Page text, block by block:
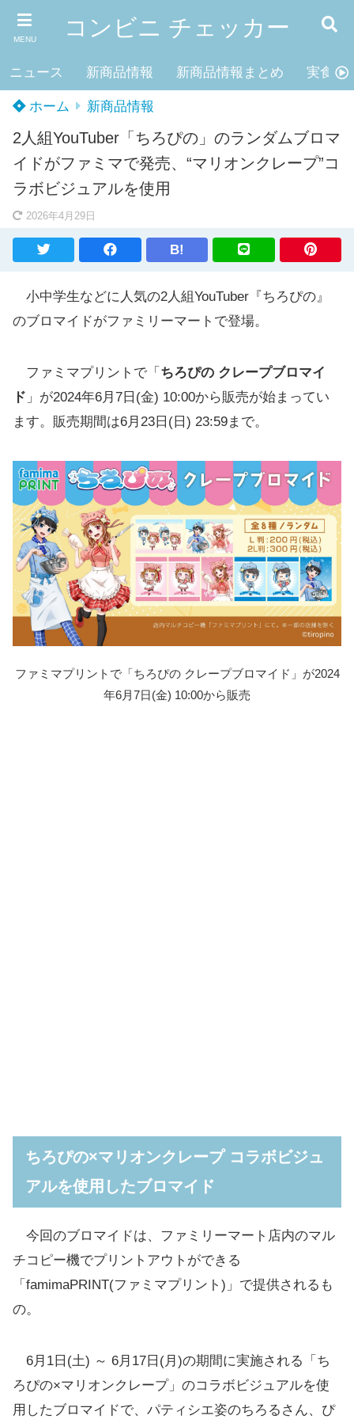
MENU コンビニ チェッカー
ニュース 新商品情報 新商品情報まとめ 実食レ
ホーム 新商品情報
2人組YouTuber「ちろぴの」のランダムブロマ
イドがファミマで発売、“マリオンクレープ”コ
ラボビジュアルを使用
2026年4月29日
B!
小中学生などに人気の2人組YouTuber『ちろぴの』
のブロマイドがファミリーマートで登場。
ファミマプリントで「 ちろぴの クレープブロマイ
ド 」が2024年6月7日(金) 10:00から販売が始まってい
ます。販売期間は6月23日(日) 23:59まで。
ファミマプリントで「ちろぴの クレープブロマイド」が2024
年6月7日(金) 10:00から販売
ちろぴの×マリオンクレープ コラボビジュ
アルを使用したブロマイド
今回のブロマイドは、ファミリーマート店内のマル
チコピー機でプリントアウトができる
「famimaPRINT(ファミマプリント)」で提供されるも
の。
6月1日(土) ～ 6月17日(月)の期間に実施される「ち
ろぴの×マリオンクレープ」のコラボビジュアルを使
用したブロマイドで、パティシエ姿のちろるさん、ぴ